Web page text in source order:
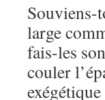
Souviens-
large
fais-les
couler